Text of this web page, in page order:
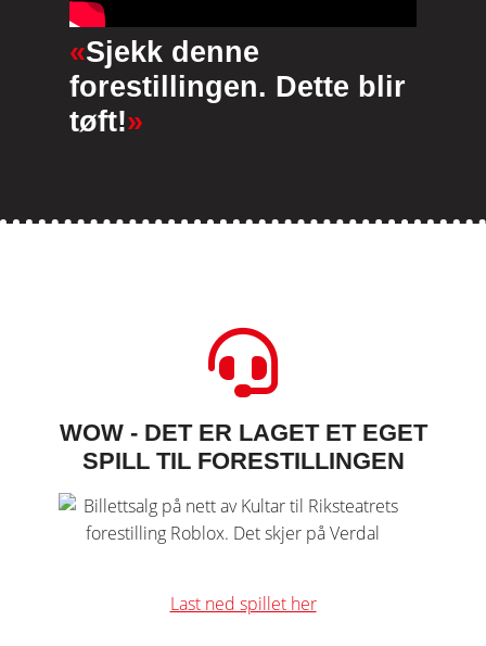
«Sjekk denne
forestillingen. Dette blir
tøft!»
WOW - DET ER LAGET ET EGET
SPILL TIL FORESTILLINGEN
Last ned spillet her